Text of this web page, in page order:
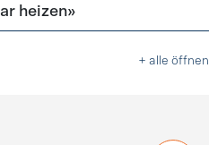
heizen»
+ alle öffnen